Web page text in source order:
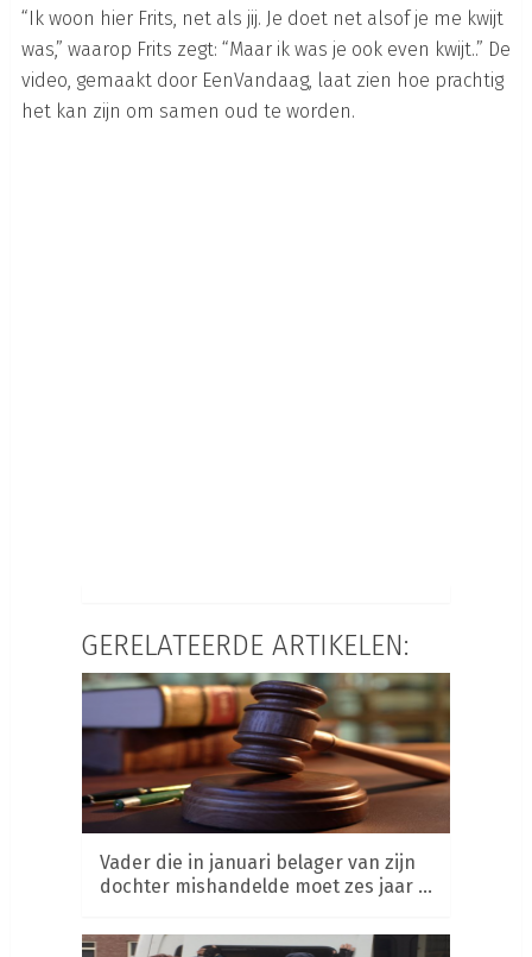
“Ik woon hier Frits, net als jij. Je doet net alsof je me kwijt
was,” waarop Frits zegt: “Maar ik was je ook even kwijt..” De
video, gemaakt door EenVandaag, laat zien hoe prachtig
het kan zijn om samen oud te worden.
GERELATEERDE ARTIKELEN:
Vader die in januari belager van zijn
dochter mishandelde moet zes jaar …